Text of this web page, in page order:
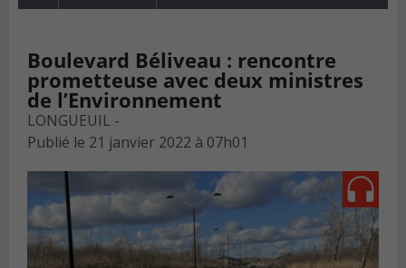
Boulevard Béliveau : rencontre
prometteuse avec deux ministres
de l’Environnement
LONGUEUIL -
Publié le 21 janvier 2022 à 07h01